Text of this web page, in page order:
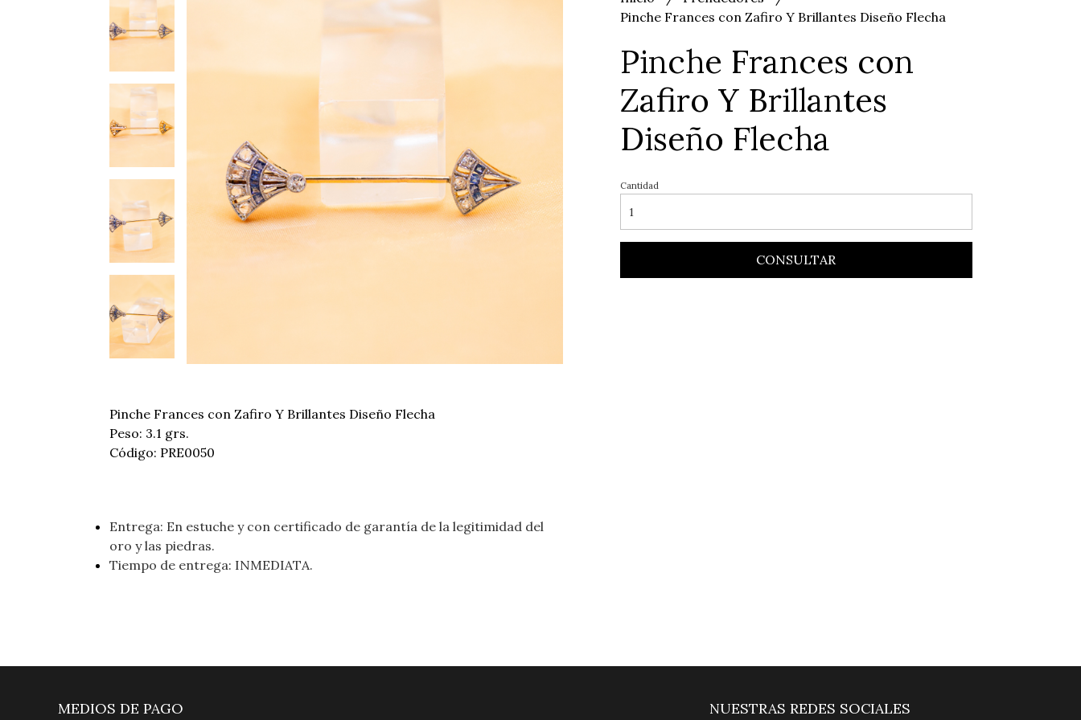
Pinche Frances con Zafiro Y Brillantes Diseño Flecha
Peso: 3.1 grs.
Código: PRE0050
Entrega: En estuche y con certificado de garantía de la legitimidad del
oro y las piedras.
Tiempo de entrega: INMEDIATA.
Pinche Frances con Zafiro Y Brillantes Diseño Flecha
Pinche Frances con
Zafiro Y Brillantes
Diseño Flecha
Cantidad
CONSULTAR
MEDIOS DE PAGO NUESTRAS REDES SOCIALES